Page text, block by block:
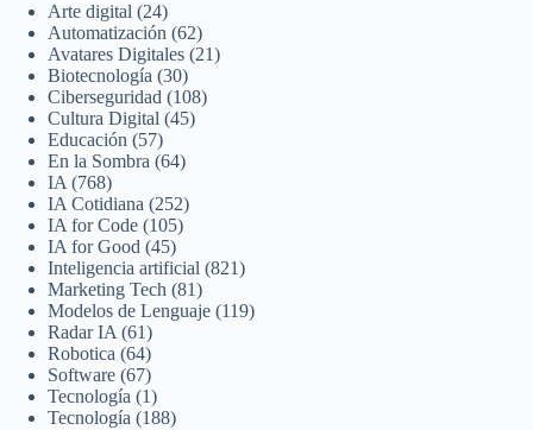
Arte digital (24)
Automatización (62)
Avatares Digitales (21)
Biotecnología (30)
Ciberseguridad (108)
Cultura Digital (45)
Educación (57)
En la Sombra (64)
IA (768)
IA Cotidiana (252)
IA for Code (105)
IA for Good (45)
Inteligencia artificial (821)
Marketing Tech (81)
Modelos de Lenguaje (119)
Radar IA (61)
Robotica (64)
Software (67)
Tecnología (1)
Tecnología (188)